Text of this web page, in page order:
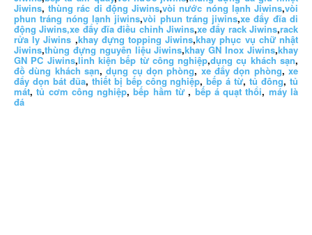
Jiwins,thùng rác di động Jiwins,vòi nước nóng lạnh Jiwins,vòi
phun tráng nóng lạnh jiwins,vòi phun tráng jiwins,xe đẩy đĩa di
động Jiwins,xe đẩy đĩa điều chỉnh Jiwins,xe đẩy rack Jiwins,rack
rửa ly Jiwins ,khay đựng topping Jiwins,khay phục vụ chữ nhật
Jiwins,thùng đựng nguyên liệu Jiwins,khay GN Inox Jiwins,khay
GN PC Jiwins,linh kiện bếp từ công nghiệp,dụng cụ khách sạn,
đồ dùng khách sạn,dụng cụ dọn phòng,xe đẩy dọn phòng,xe
đẩy dọn bát đũa,thiết bị bếp công nghiệp,bếp á từ,tủ đông,tủ
mát,tủ cơm công nghiệp,bếp hầm từ ,bếp á quạt thổi, máy là
đá